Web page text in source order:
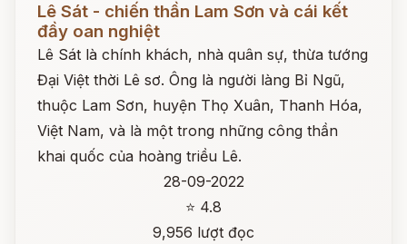
Lê Sát - chiến thần Lam Sơn và cái kết
đầy oan nghiệt
Lê Sát là chính khách, nhà quân sự, thừa tướng
Đại Việt thời Lê sơ. Ông là người làng Bỉ Ngũ,
thuộc Lam Sơn, huyện Thọ Xuân, Thanh Hóa,
Việt Nam, và là một trong những công thần
khai quốc của hoàng triều Lê.
28-09-2022
⭐ 4.8
9,956 lượt đọc